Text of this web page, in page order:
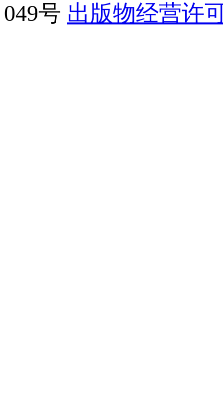
049号 出版物经营许